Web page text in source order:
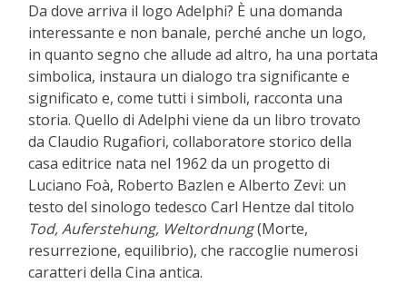
Da dove arriva il logo Adelphi? È una domanda
interessante e non banale, perché anche un logo,
in quanto segno che allude ad altro, ha una portata
simbolica, instaura un dialogo tra significante e
significato e, come tutti i simboli, racconta una
storia. Quello di Adelphi viene da un libro trovato
da Claudio Rugafiori, collaboratore storico della
casa editrice nata nel 1962 da un progetto di
Luciano Foà, Roberto Bazlen e Alberto Zevi: un
testo del sinologo tedesco Carl Hentze dal titolo
Tod, Auferstehung, Weltordnung(Morte,
resurrezione, equilibrio), che raccoglie numerosi
caratteri della Cina antica.